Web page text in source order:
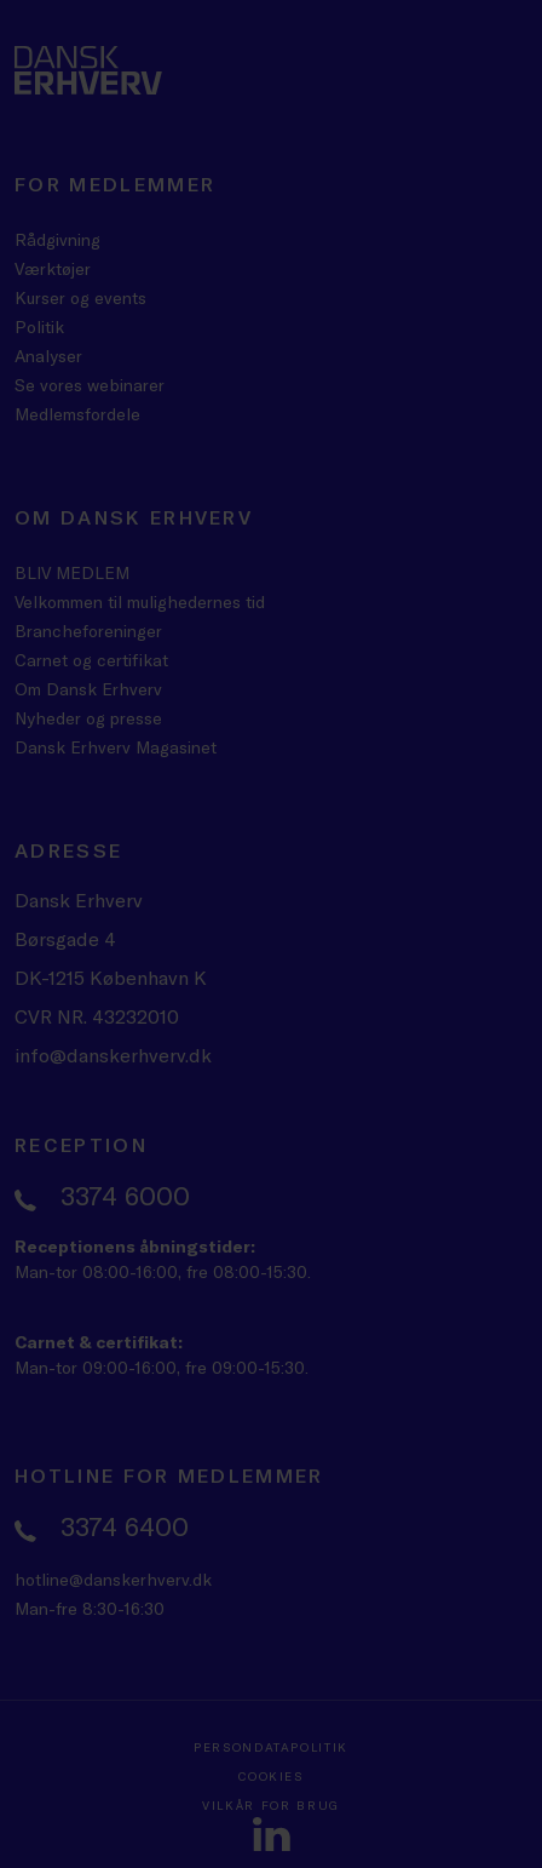
FOR MEDLEMMER
Rådgivning
Værktøjer
Kurser og events
Politik
Analyser
Se vores webinarer
Medlemsfordele
OM DANSK ERHVERV
BLIV MEDLEM
Velkommen til mulighedernes tid
Brancheforeninger
Carnet og certifikat
Om Dansk Erhverv
Nyheder og presse
Dansk Erhverv Magasinet
ADRESSE
Dansk Erhverv
Børsgade 4
DK-1215 København K
CVR NR. 43232010
info@danskerhverv.dk
RECEPTION
3374 6000
Receptionens åbningstider:
Man-tor 08:00-16:00, fre 08:00-15:30.
Carnet & certifikat:
Man-tor 09:00-16:00, fre 09:00-15:30.
HOTLINE FOR MEDLEMMER
3374 6400
hotline@danskerhverv.dk
Man-fre 8:30-16:30
PERSONDATAPOLITIK
COOKIES
VILKÅR FOR BRUG